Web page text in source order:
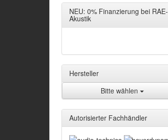
NEU: 0% Finanzierung bei RAE-
Akustik
Hersteller
Bitte wählen
Autorisierter Fachhändler